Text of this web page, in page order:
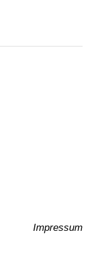
Impressum